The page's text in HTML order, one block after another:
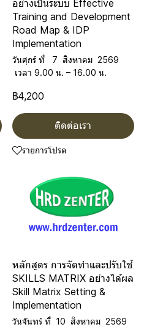
อย่างเป็นระบบ Effective
Training and Development
Road Map & IDP
Implementation
วันศุกร์ ที่ 7 สิงหาคม 2569
เวลา 9.00 น. – 16.00 น.
฿4,200
ติดต่อเรา
รายการโปรด
หลักสูตร การจัดทำและปรับใช้
SKILLS MATRIX อย่างได้ผล
Skill Matrix Setting &
Implementation
วันจันทร์ ที่ 10 สิงหาคม 2569